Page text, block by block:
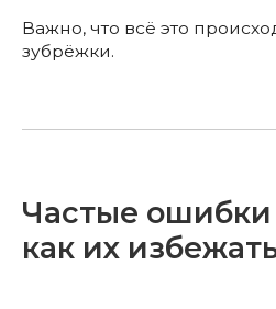
Важно, что всё это
зубрёжки.
Частые ошибки
как их